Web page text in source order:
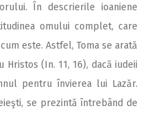
În descrierile ioaniene
omului complet, care
este. Astfel, Toma se arată
(In. 11, 16), dacă iudeii
pentru învierea lui Lazăr.
se prezintă întrebând de